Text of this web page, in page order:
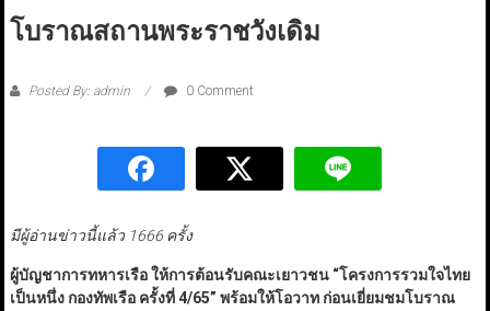
โบราณสถานพระราชวังเดิม
Posted By: admin 0 Comment
มีผู้อ่านข่าวนี้แล้ว 1666 ครั้ง
ผู้บัญชาการทหารเรือ ให้การต้อนรับคณะเยาวชน “โครงการรวมใจไทย
เป็นหนึ่ง กองทัพเรือ ครั้งที่ 4/65” พร้อมให้โอวาท ก่อนเยี่ยมชมโบราณ